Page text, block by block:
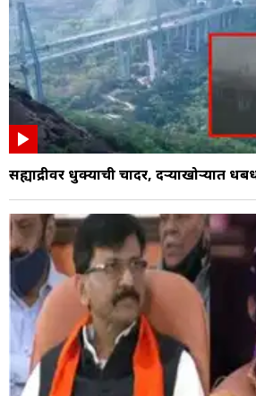
सह्याद्रीवर धुक्याची चादर, दऱ्याखोऱ्यात